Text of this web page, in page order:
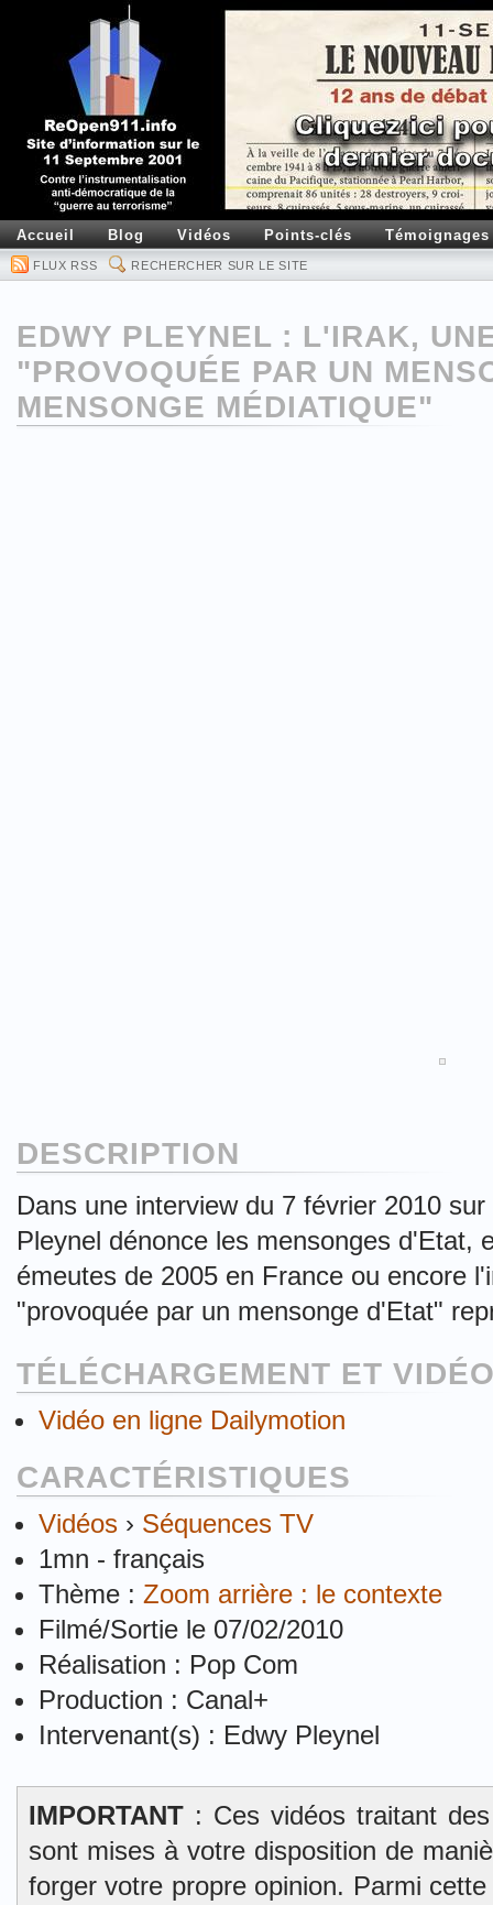
Accueil Blog Vidéos Points-clés Témoignages
FLUX RSS RECHERCHER SUR LE SITE
EDWY PLEYNEL : L'IRAK,
"PROVOQUÉE PAR UN
MENSONGE MÉDIATIQUE"
DESCRIPTION
Dans une interview du 7 février 2010
Pleynel dénonce les mensonges d'Etat,
émeutes de 2005 en France ou encore
"provoquée par un mensonge d'Etat"
TÉLÉCHARGEMENT ET
Vidéo en ligne Dailymotion
CARACTÉRISTIQUES
Vidéos › Séquences TV
1mn - français
Thème : Zoom arrière : le contexte
Filmé/Sortie le 07/02/2010
Réalisation : Pop Com
Production : Canal+
Intervenant(s) : Edwy Pleynel
IMPORTANT : Ces vidéos traitant
sont mises à votre disposition de
forger votre propre opinion. Parmi